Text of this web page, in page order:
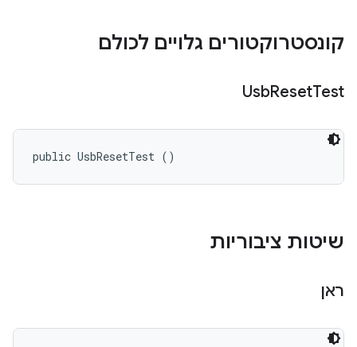
קונסטרוקטורים גלויים לכולם
UsbResetTest
public UsbResetTest ()
שיטות ציבוריות
ראן